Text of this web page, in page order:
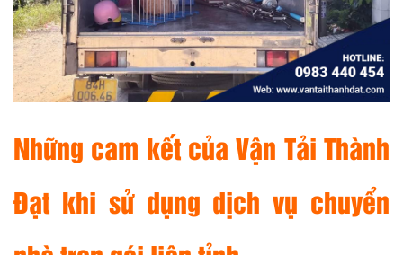
Những cam kết củaVận Tải Thành
Đạt khi sử dụng dịch vụ chuyển